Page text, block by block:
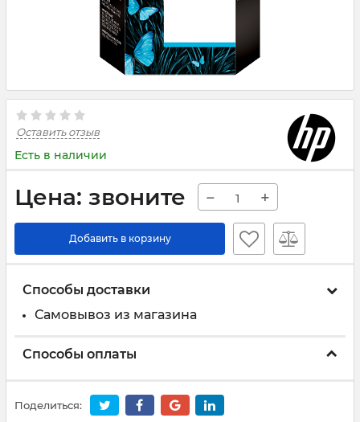
Оставить отзыв
Есть в наличии
Цена: звоните − +
Добавить в корзину
Способы доставки
Самовывоз из магазина
Способы оплаты
Поделиться: